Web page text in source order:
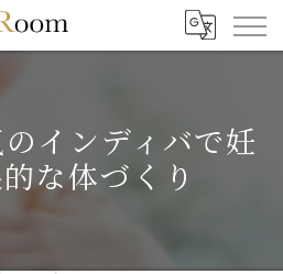
インディバで妊
な体づくり